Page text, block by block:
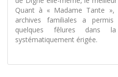
Quant à « Madame Tante »,
archives familiales a
quelques fêlures dans
systématiquement érigée.